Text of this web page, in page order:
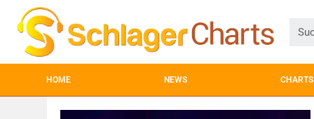
HOME NEWS CHARTS